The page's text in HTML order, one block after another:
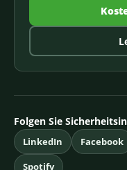
Folgen Sie
LinkedIn Facebook
Spotify